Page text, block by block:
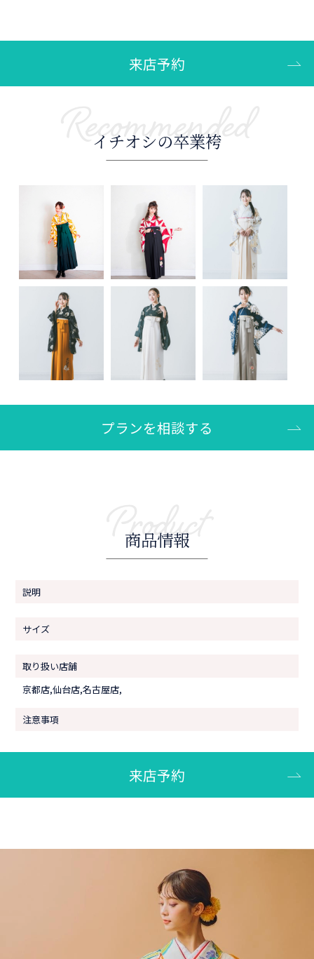
来店予約
Recommended
イチオシの卒業袴
プランを相談する
Product
商品情報
説明
サイズ
取り扱い店舗
京都店,仙台店,名古屋店,
注意事項
来店予約